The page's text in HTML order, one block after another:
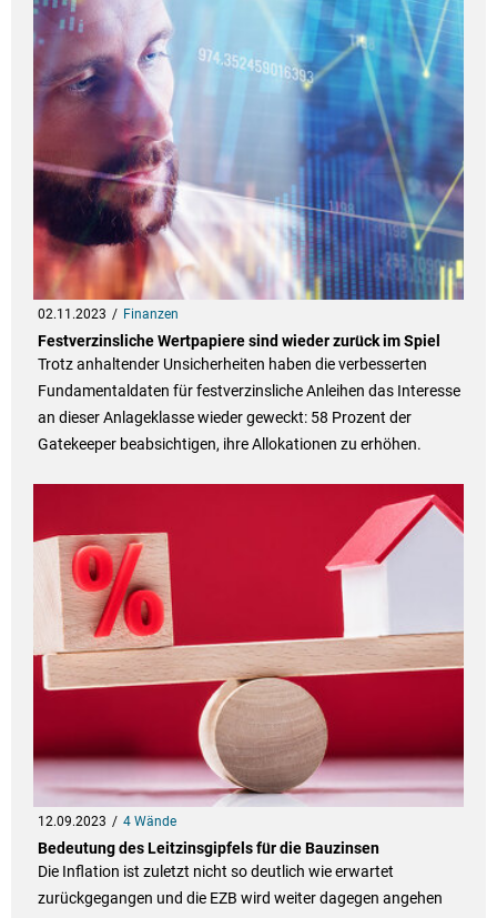
02.11.2023 Finanzen
Festverzinsliche Wertpapiere sind wieder zurück im Spiel
Trotz anhaltender Unsicherheiten haben die verbesserten
Fundamentaldaten für festverzinsliche Anleihen das Interesse
an dieser Anlageklasse wieder geweckt: 58 Prozent der
Gatekeeper beabsichtigen, ihre Allokationen zu erhöhen.
12.09.2023 4 Wände
Bedeutung des Leitzinsgipfels für die Bauzinsen
Die Inflation ist zuletzt nicht so deutlich wie erwartet
zurückgegangen und die EZB wird weiter dagegen angehen